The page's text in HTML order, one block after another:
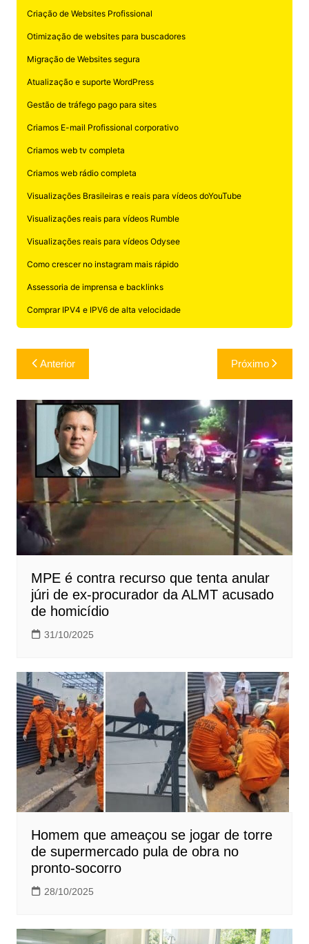
Criação de Websites Profissional
Otimização de websites para buscadores
Migração de Websites segura
Atualização e suporte WordPress
Gestão de tráfego pago para sites
Criamos E-mail Profissional corporativo
Criamos web tv completa
Criamos web rádio completa
Visualizações Brasileiras e reais para vídeos doYouTube
Visualizações reais para vídeos Rumble
Visualizações reais para vídeos Odysee
Como crescer no instagram mais rápido
Assessoria de imprensa e backlinks
Comprar IPV4 e IPV6 de alta velocidade
Navegação
de
Post
Anterior Próximo
MPE é contra recurso que tenta anular
júri de ex-procurador da ALMT acusado
de homicídio
31/10/2025
Homem que ameaçou se jogar de torre
de supermercado pula de obra no
pronto-socorro
28/10/2025